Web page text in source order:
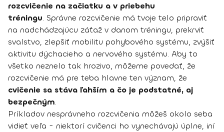
rozcvičenie na začiatku a v priebehu
tréningu. Správne rozcvičenie má tvoje telo pripraviť
na nadchádzajúcu záťaž v danom tréningu, prekrviť
svalstvo, zlepšiť mobilitu pohybového systému, zvýšiť
aktivitu dýchacieho a nervového systému. Aby to
všetko neznelo tak hrozivo, môžeme povedať, že
rozcvičenie má pre teba hlavne ten význam, že
cvičenie sa stáva ľahším a čo je podstatné, aj
bezpečným.
Príkladov nesprávneho rozcvičenia môžeš okolo seba
vidieť veľa - niektorí cvičenci ho vynechávajú úplne, iní